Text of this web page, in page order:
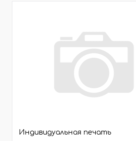
Индивидуальная печать